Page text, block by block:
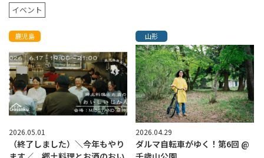
イベント
鹿児島
2026.05.01
（終了しました）＼今年もやり
山形
2026.04.29
ダルマ自転車がゆく！第6回 @